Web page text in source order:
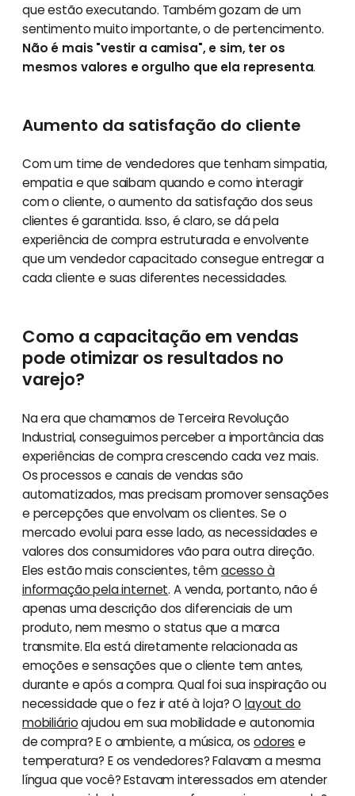
que estão executando. Também gozam de um
sentimento muito importante, o de pertencimento.
Não é mais "vestir a camisa", e sim, ter os
mesmos valores e orgulho que ela representa.
Aumento da satisfação do cliente
Com um time de vendedores que tenham simpatia,
empatia e que saibam quando e como interagir
com o cliente, o aumento da satisfação dos seus
clientes é garantida. Isso, é claro, se dá pela
experiência de compra estruturada e envolvente
que um vendedor capacitado consegue entregar a
cada cliente e suas diferentes necessidades.
Como a capacitação em vendas
pode otimizar os resultados no
varejo?
Na era que chamamos de Terceira Revolução
Industrial, conseguimos perceber a importância das
experiências de compra crescendo cada vez mais.
Os processos e canais de vendas são
automatizados, mas precisam promover sensações
e percepções que envolvam os clientes. Se o
mercado evolui para esse lado, as necessidades e
valores dos consumidores vão para outra direção.
Eles estão mais conscientes, têmacesso à
informação pela internet. A venda, portanto, não é
apenas uma descrição dos diferenciais de um
produto, nem mesmo o status que a marca
transmite. Ela está diretamente relacionada as
emoções e sensações que o cliente tem antes,
durante e após a compra. Qual foi sua inspiração ou
necessidade que o fez ir até à loja? O layout do
mobiliárioajudou em sua mobilidade e autonomia
de compra? E o ambiente, a música, osodores e
temperatura? E os vendedores? Falavam a mesma
língua que você? Estavam interessados em atender